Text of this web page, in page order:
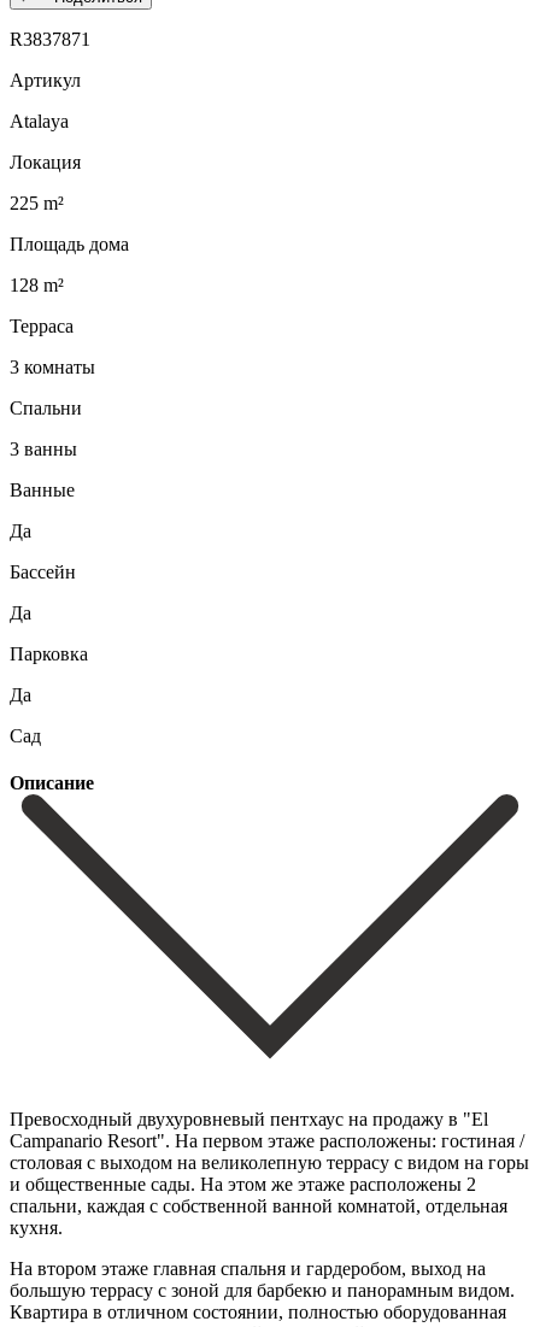
R3837871
Артикул
Atalaya
Локация
225 m²
Площадь дома
128 m²
Терраса
3 комнаты
Спальни
3 ванны
Ванные
Да
Бассейн
Да
Парковка
Да
Сад
Описание
Превосходный двухуровневый пентхаус на продажу в "El
Campanario Resort". На первом этаже расположены: гостиная /
столовая с выходом на великолепную террасу с видом на горы
и общественные сады. На этом же этаже расположены 2
спальни, каждая с собственной ванной комнатой, отдельная
кухня.
На втором этаже главная спальня и гардеробом, выход на
большую террасу с зоной для барбекю и панорамным видом.
Квартира в отличном состоянии, полностью оборудованная